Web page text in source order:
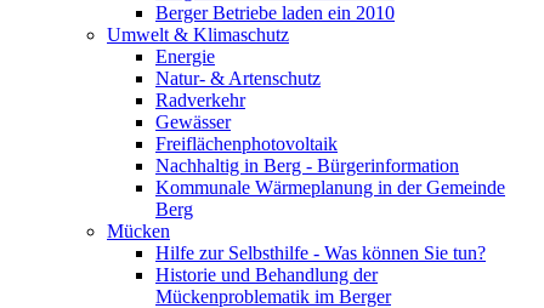
Berger Betriebe laden ein 2010
Umwelt & Klimaschutz
Energie
Natur- & Artenschutz
Radverkehr
Gewässer
Freiflächenphotovoltaik
Nachhaltig in Berg - Bürgerinformation
Kommunale Wärmeplanung in der Gemeinde
Berg
Mücken
Hilfe zur Selbsthilfe - Was können Sie tun?
Historie und Behandlung der
Mückenproblematik im Berger